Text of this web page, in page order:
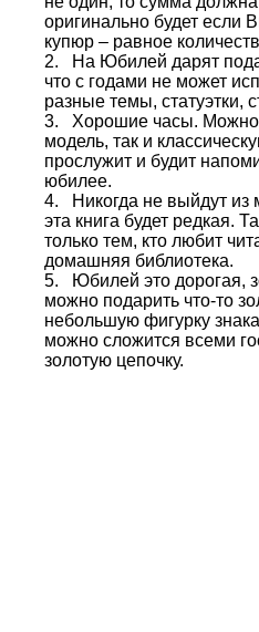
оригинально будет если
купюр – равное
2. На Юбилей дарят
что с годами не может
разные темы, статуэтки,
3. Хорошие часы. Можно
модель, так и
прослужит и будит
юбилее.
4. Никогда не выйдут из
эта книга будет редкая.
только тем, кто любит
домашняя библиотека.
5. Юбилей это дорогая,
можно подарить что-то
небольшую фигурку
можно сложится всеми
золотую цепочку.